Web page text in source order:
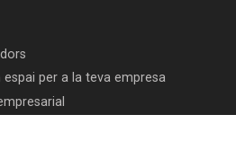
per a la teva empresa